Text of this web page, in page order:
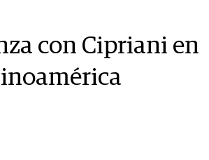
con Cipriani en